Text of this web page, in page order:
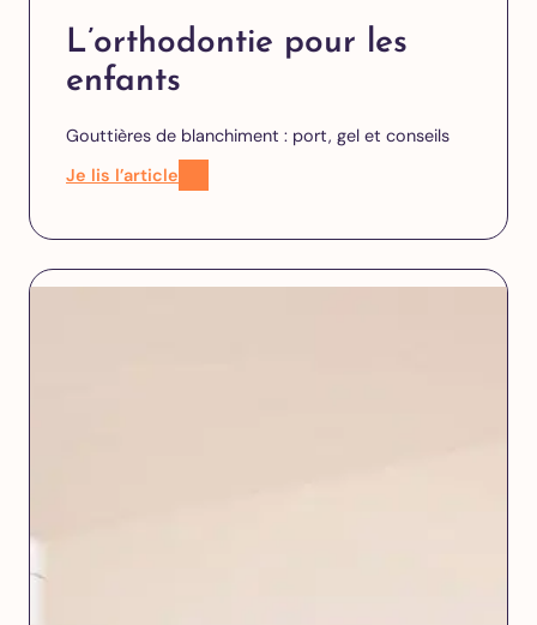
L’orthodontie pour les
enfants
Gouttières de blanchiment : port, gel et conseils
Je lis l’article